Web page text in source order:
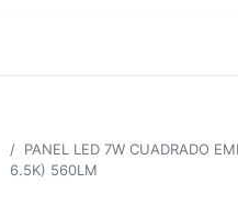
PANEL LED 7W CUADRADO
6.5K) 560LM